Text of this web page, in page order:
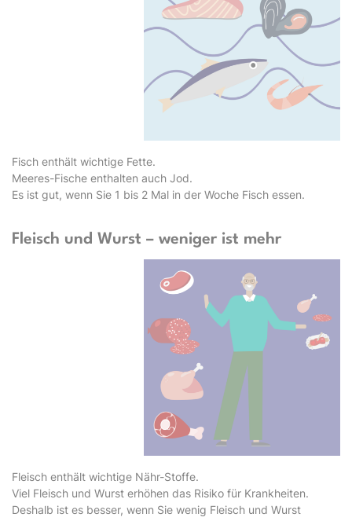
Fisch enthält wichtige Fette.
Meeres-Fische enthalten auch Jod.
Es ist gut, wenn Sie 1 bis 2 Mal in der Woche Fisch essen.
Fleisch und Wurst – weniger ist mehr
Fleisch enthält wichtige Nähr-Stoffe.
Viel Fleisch und Wurst erhöhen das Risiko für Krankheiten.
Deshalb ist es besser, wenn Sie wenig Fleisch und Wurst